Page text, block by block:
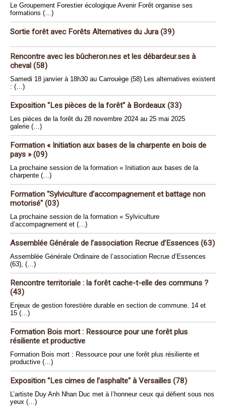
Le Groupement Forestier écologique Avenir Forêt organise ses
formations (…)
Sortie forêt avec Forêts Alternatives du Jura (39)
Rencontre avec les bûcheron.nes et les débardeur.ses à
cheval (58)
Samedi 18 janvier à 18h30 au Carrouège (58) Les alternatives existent
: (…)
Exposition "Les pièces de la forêt" à Bordeaux (33)
Les pièces de la forêt du 28 novembre 2024 au 25 mai 2025
galerie (…)
Formation « Initiation aux bases de la charpente en bois de
pays » (09)
La prochaine session de la formation « Initiation aux bases de la
charpente (…)
Formation "Sylviculture d’accompagnement et battage non
motorisé" (03)
La prochaine session de la formation « Sylviculture
d’accompagnement et (…)
Assemblée Générale de l’association Recrue d’Essences (63)
Assemblée Générale Ordinaire de l’association Recrue d’Essences
(63), (…)
Rencontre territoriale : la forêt cache-t-elle des communs ?
(43)
Enjeux de gestion forestière durable en section de commune. 14 et
15 (…)
Formation Bois mort : Ressource pour une forêt plus
résiliente et productive
Formation Bois mort : Ressource pour une forêt plus résiliente et
productive (…)
Exposition "Les cimes de l’asphalte" à Versailles (78)
L’artiste Duy Anh Nhan Duc met à l’honneur ceux qui défient sous nos
yeux (…)